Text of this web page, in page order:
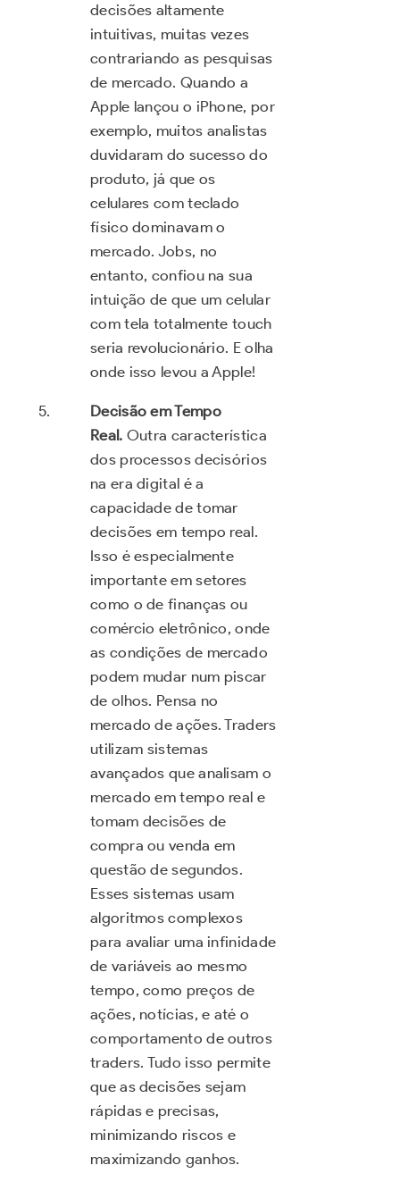
decisões altamente
intuitivas, muitas vezes
contrariando as pesquisas
de mercado. Quando a
Apple lançou o iPhone, por
exemplo, muitos analistas
duvidaram do sucesso do
produto, já que os
celulares com teclado
físico dominavam o
mercado. Jobs, no
entanto, confiou na sua
intuição de que um celular
com tela totalmente touch
seria revolucionário. E olha
onde isso levou a Apple!
Decisão em Tempo
Real. Outra característica
dos processos decisórios
na era digital é a
capacidade de tomar
decisões em tempo real.
Isso é especialmente
importante em setores
como o de finanças ou
comércio eletrônico, onde
as condições de mercado
podem mudar num piscar
de olhos. Pensa no
mercado de ações. Traders
utilizam sistemas
avançados que analisam o
mercado em tempo real e
tomam decisões de
compra ou venda em
questão de segundos.
Esses sistemas usam
algoritmos complexos
para avaliar uma infinidade
de variáveis ao mesmo
tempo, como preços de
ações, notícias, e até o
comportamento de outros
traders. Tudo isso permite
que as decisões sejam
rápidas e precisas,
minimizando riscos e
maximizando ganhos.